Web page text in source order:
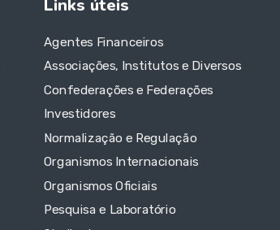
Links úteis
Agentes Financeiros
Associações, Institutos e Diversos
Confederações e Federações
Investidores
Normalização e Regulação
Organismos Internacionais
Organismos Oficiais
Pesquisa e Laboratório